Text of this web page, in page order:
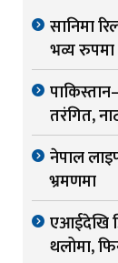
सानिमा
भव्य रुपमा
तरंगित,
नेपाल
भ्रमणमा
एआईदेखि
थलोमा,